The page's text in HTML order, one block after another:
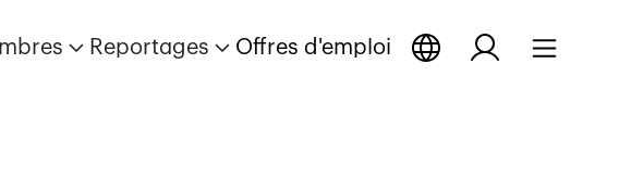
Reportages Offres d'emploi